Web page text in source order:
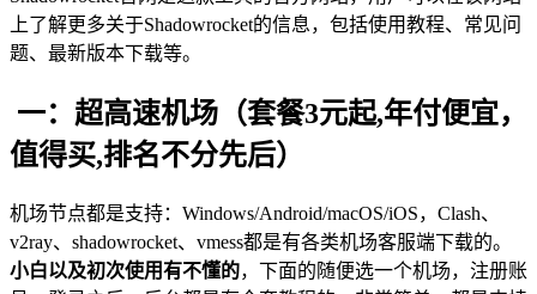
上了解更多关于Shadowrocket的信息，包括使用教程、常见问
题、最新版本下载等。
一：超高速机场（套餐3元起,年付便宜，
值得买,排名不分先后）
机场节点都是支持：Windows/Android/macOS/iOS，Clash、
v2ray、shadowrocket、vmess都是有各类机场客服端下载的。
小白以及初次使用有不懂的，下面的随便选一个机场，注册账